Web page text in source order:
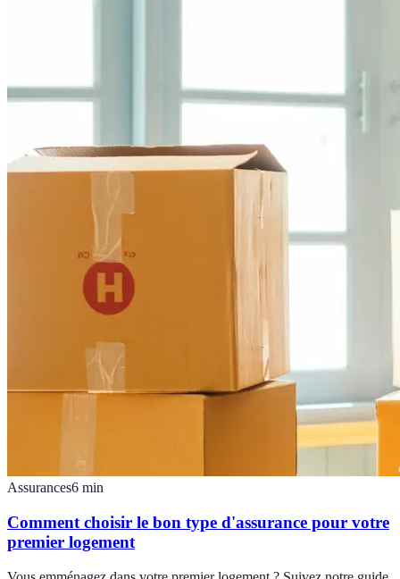
Assurances6 min
Comment choisir le bon type d'assurance pour votre
premier logement